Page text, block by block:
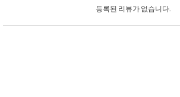
등록된 리뷰가 없습니다.